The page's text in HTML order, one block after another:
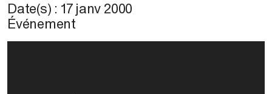
Date(s) : 17 janv 2000
Événement